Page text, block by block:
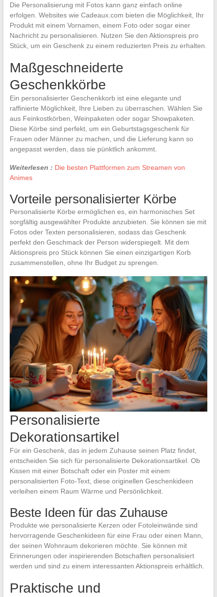
Die Personalisierung mit Fotos kann ganz einfach online
erfolgen. Websites wie Cadeaux.com bieten die Möglichkeit, Ihr
Produkt mit einem Vornamen, einem Foto oder sogar einer
Nachricht zu personalisieren. Nutzen Sie den Aktionspreis pro
Stück, um ein Geschenk zu einem reduzierten Preis zu erhalten.
Maßgeschneiderte
Geschenkkörbe
Ein personalisierter Geschenkkorb ist eine elegante und
raffinierte Möglichkeit, Ihre Lieben zu überraschen. Wählen Sie
aus Feinkostkörben, Weinpaketen oder sogar Showpaketen.
Diese Körbe sind perfekt, um ein Geburtstagsgeschenk für
Frauen oder Männer zu machen, und die Lieferung kann so
angepasst werden, dass sie pünktlich ankommt.
Weiterlesen : Die besten Plattformen zum Streamen von
Animes
Vorteile personalisierter Körbe
Personalisierte Körbe ermöglichen es, ein harmonisches Set
sorgfältig ausgewählter Produkte anzubieten. Sie können sie mit
Fotos oder Texten personalisieren, sodass das Geschenk
perfekt den Geschmack der Person widerspiegelt. Mit dem
Aktionspreis pro Stück können Sie einen einzigartigen Korb
zusammenstellen, ohne Ihr Budget zu sprengen.
Personalisierte
Dekorationsartikel
Für ein Geschenk, das in jedem Zuhause seinen Platz findet,
entscheiden Sie sich für personalisierte Dekorationsartikel. Ob
Kissen mit einer Botschaft oder ein Poster mit einem
personalisierten Foto-Text, diese originellen Geschenkideen
verleihen einem Raum Wärme und Persönlichkeit.
Beste Ideen für das Zuhause
Produkte wie personalisierte Kerzen oder Fotoleinwände sind
hervorragende Geschenkideen für eine Frau oder einen Mann,
der seinen Wohnraum dekorieren möchte. Sie können mit
Erinnerungen oder inspirierenden Botschaften personalisiert
werden und sind zu einem interessanten Aktionspreis erhältlich.
Praktische und